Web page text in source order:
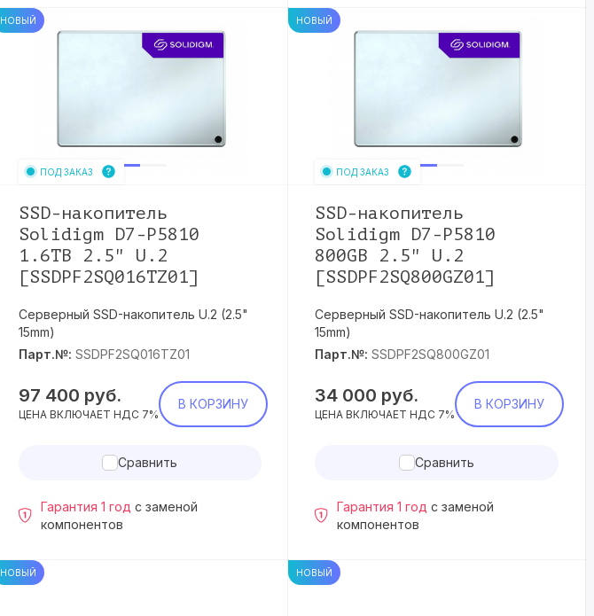
НОВЫЙ
ПОД ЗАКАЗ
SSD-накопитель
Solidigm D7-P5810
1.6TB 2.5" U.2
[SSDPF2SQ016TZ01]
Серверный SSD-накопитель U.2 (2.5"
15mm)
Парт.№: SSDPF2SQ016TZ01
97 400 руб.
ЦЕНА ВКЛЮЧАЕТ НДС 7%
В КОРЗИНУ
Сравнить
Гарантия 1 год с заменой
компонентов
НОВЫЙ
ПОД ЗАКАЗ
SSD-накопитель
Solidigm D7-P5810
800GB 2.5" U.2
[SSDPF2SQ800GZ01]
Серверный SSD-накопитель U.2 (2.5"
15mm)
Парт.№: SSDPF2SQ800GZ01
34 000 руб.
ЦЕНА ВКЛЮЧАЕТ НДС 7%
В КОРЗИНУ
Сравнить
Гарантия 1 год с заменой
компонентов
НОВЫЙ НОВЫЙ